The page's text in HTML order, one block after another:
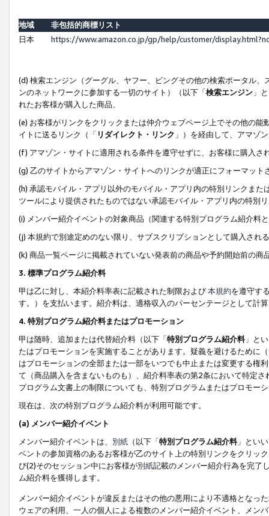
地域
非包括的商標リスト
日本
https://www.amazon.co.jp/gp/help/customer/
(d) 検索エンジン（グーグル、ヤフー、ビングその他の検索ポータル
ンのネットワークに参加する一切のサイト）（以下「検索エンジン 」
れたお客様が購入した商品、
(e) お客様がリンクをクリックまたは仲介ウェブページ上でその他の
イトに送るリンク（「 リダイレクト・リンク 」）を経由して、アマゾ
(f) アマゾン・サイトに適用される条件を遵守せずに、お客様に購入さ
(g) 乙のサイトからアマゾン・サイトへのリンクが適正にフォーマッ
(h) 承認モバイル・アプリ以外のモバイル・アプリ内の特別リンクま
ツールにより提供されたものではない承認モバイル・アプリ内の特別
(i) メンバー紹介イベントの対象商品（関連する特別プログラム紹介料
(j) 本規約で別途定めのない限り、サブスクリプションとして購入され
(k) 商品一覧ページに掲載されていない発表前の商品や予約開始前の商
3. 標準プログラム紹介料
甲は乙に対し、本紹介料率表に記載された制限および本規約を遵守す
す。）を支払います。紹介料は、適格収入のパーセンテージとして計
4. 特別プログラム紹介料またはプロモーション
甲は随時、追加または代替紹介料（以下「特別プログラム紹介料」と
たはプロモーションを実施することがあります。疑義を避けるために
はプロモーションの全部または一部をいつでも中止または変更する権
て（商品購入を含まないものも）、紹介料率表の第2条において特定
プログラム文書上の制限についても、特別プログラムまたはプロモー
現在は、次の特別プログラム紹介料が利用可能です。
(a) メンバー紹介イベント
メンバー紹介イベントは、 別紙 （以下「特別プログラム紹介料」とい
ベントの参加資格のあるお客様が乙のサイト上の特別リンクをクリッ
び(2)そのセッション中にお客様が別紙記載のメンバー紹介行為を完了
ム紹介料を獲得します。
メンバー紹介イベントが違反またはその他の悪用により不適格となっ
ウェアの利用、一人の個人による複数のメンバー紹介イベント、メン